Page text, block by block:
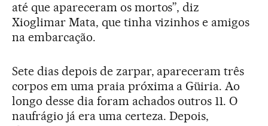
até que apareceram os mortos”, diz
Xioglimar Mata, que tinha vizinhos e amigos
na embarcação.
Sete dias depois de zarpar, apareceram três
corpos em uma praia próxima a Güiria. Ao
longo desse dia foram achados outros 11. O
naufrágio já era uma certeza. Depois,